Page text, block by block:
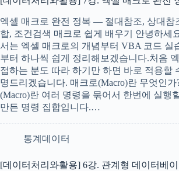
엑셀 매크로 완전 정복 — 절대참조, 상대참
합, 조건검색 매크로 쉽게 배우기 안녕하세
서는 엑셀 매크로의 개념부터 VBA 코드 실
부터 하나씩 쉽게 정리해보겠습니다.처음
접하는 분도 따라 하기만 하면 바로 적용할
명드리겠습니다. 매크로(Macro)란 무엇인가
(Macro)란 여러 명령을 묶어서 한번에 실행
만든 명령 집합입니다.…
통계데이터
[데이터처리와활용] 6강. 관계형 데이터베